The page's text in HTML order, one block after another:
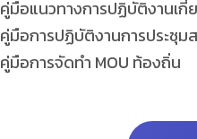
คู่มือแนวทางการปฏิบัติงานเกี่
คู่มือการปฏิบัติงานการประชุม
คู่มือการจัดทำ MOU ท้องถิ่น